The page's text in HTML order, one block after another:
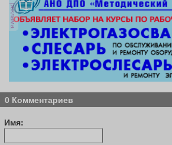
реклама
0 Комментариев
Имя: